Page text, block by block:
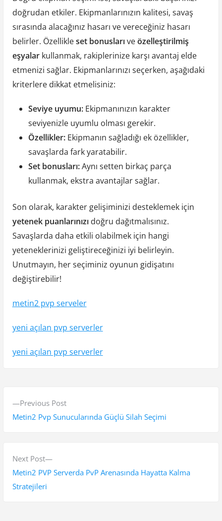
doğrudan etkiler. Ekipmanlarınızın kalitesi, savaş
sırasında alacağınız hasarı ve vereceğiniz hasarı
belirler. Özellikleset bonuslarıveözelleştirilmiş
eşyalarkullanmak, rakiplerinize karşı avantaj elde
etmenizi sağlar. Ekipmanlarınızı seçerken, aşağıdaki
kriterlere dikkat etmelisiniz:
Seviye uyumu:Ekipmanınızın karakter
seviyenizle uyumlu olması gerekir.
Özellikler:Ekipmanın sağladığı ek özellikler,
savaşlarda fark yaratabilir.
Set bonusları:Aynı setten birkaç parça
kullanmak, ekstra avantajlar sağlar.
Son olarak, karakter gelişiminizi desteklemek için
yetenek puanlarınızıdoğru dağıtmalısınız.
Savaşlarda daha etkili olabilmek için hangi
yeteneklerinizi geliştireceğinizi iyi belirleyin.
Unutmayın, her seçiminiz oyunun gidişatını
değiştirebilir!
metin2 pvp serveler
yeni açılan pvp serverler
yeni açılan pvp serverler
Previous PostP
r
o
Metin2 Pvp Sunucularında Güçlü Silah Seçimi
Next Post
N
e
Metin2 PVP Serverda PvP Arenasında Hayatta Kalma
Stratejileri